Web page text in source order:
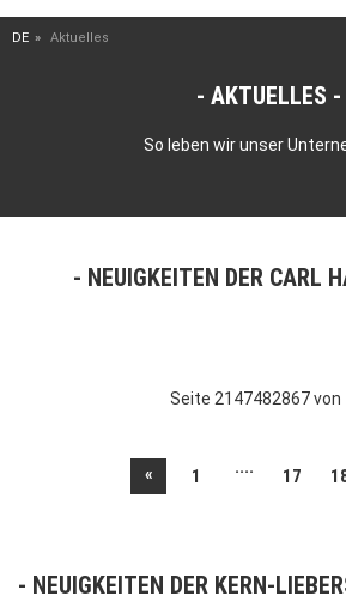
DE Aktuelles
AKTUELLES
So leben wir unser
NEUIGKEITEN DER CARL
Seite 2147482867 von
« 1 .... 17
NEUIGKEITEN DER KERN-